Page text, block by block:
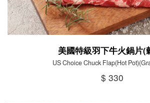
美國特級羽下牛火鍋片(
US Choice Chuck Flap(Hot
$ 330